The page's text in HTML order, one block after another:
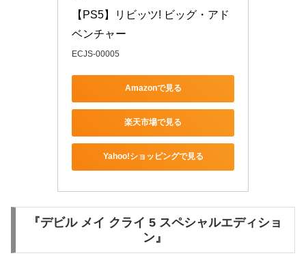
【PS5】リビッツ! ビッグ・アド
ベンチャー
ECJS-00005
Amazonで見る
楽天市場で見る
Yahoo!ショッピングで見る
『デビル メイ クライ 5 スペシャルエディショ
ン』